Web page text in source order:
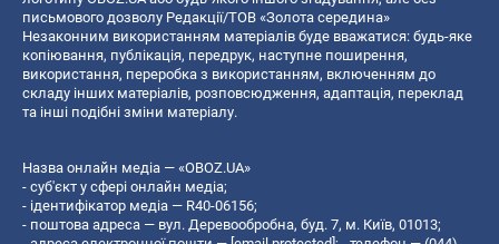
письмового дозволу Редакції/ТОВ «Золота середина»
Незаконним використанням матеріалів буде вважатися: будь-яке
копiювання, публiкацiя, передрук, наступне поширення,
використання, переробка з використанням, включенням до
складу інших матеріалів, розповсюдження, адаптація, переклад
та інші подібні зміни матеріалу.
Назва онлайн медіа — «OBOZ.UA»
- суб'єкт у сфері онлайн медіа;
- ідентифікатор медіа — R40-06156;
- поштова адреса — вул. Деревообробна, буд. 7, м. Київ, 01013;